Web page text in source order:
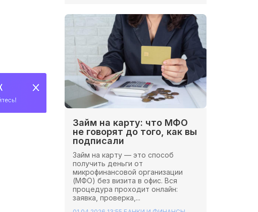
Займ на карту: что МФО
не говорят до того, как вы
подписали
Займ на карту — это способ
получить деньги от
микрофинансовой организации
(МФО) без визита в офис. Вся
процедура проходит онлайн:
заявка, проверка,...